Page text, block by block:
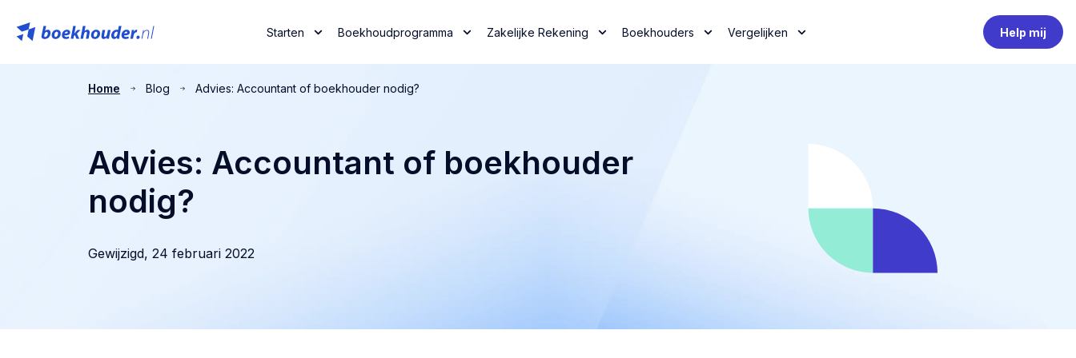
Starten Boekhoudprogramma Zakelijke Rekening Boekhouders Vergelijken Help mij
Home Blog Advies: Accountant of boekhouder nodig?
Advies: Accountant of boekhouder
nodig?
Gewijzigd, 24 februari 2022